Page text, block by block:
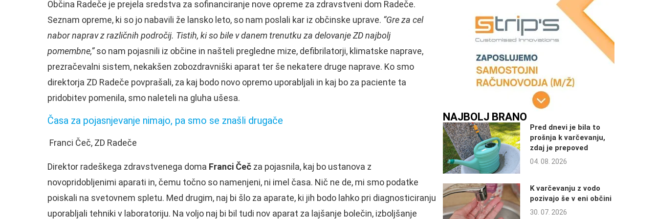
Občina Radeče je prejela sredstva za sofinanciranje nove opreme za zdravstveni dom Radeče.
Seznam opreme, ki so jo nabavili že lansko leto, so nam poslali kar iz občinske uprave. “Gre za cel
nabor naprav z različnih področij. Tistih, ki so bile v danem trenutku za delovanje ZD najbolj
pomembne,”so nam pojasnili iz občine in našteli pregledne mize, defibrilatorji, klimatske naprave,
prezračevalni sistem, nekakšen zobozdravniški aparat ter še nekatere druge naprave. Ko smo
direktorja ZD Radeče povprašali, za kaj bodo novo opremo uporabljali in kaj bo za paciente ta
pridobitev pomenila, smo naleteli na gluha ušesa.
Časa za pojasnjevanje nimajo, pa smo se znašli drugače
Franci Čeč, ZD Radeče
Direktor radeškega zdravstvenega doma Franci Čeč za pojasnila, kaj bo ustanova z
novopridobljenimi aparati in, čemu točno so namenjeni, ni imel časa. Nič ne de, mi smo podatke
poiskali na svetovnem spletu. Med drugim, naj bi šlo za aparate, ki jih bodo lahko pri diagnosticiranju
uporabljali tehniki v laboratoriju. Na voljo naj bi bil tudi nov aparat za lajšanje bolečin, izboljšanje
NAJBOLJ BRANO
Pred dnevi je bila to
prošnja k varčevanju,
zdaj je prepoved
04. 08. 2026
K varčevanju z vodo
pozivajo še v eni občini
30. 07. 2026